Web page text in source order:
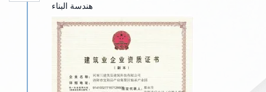
هندسة البناء